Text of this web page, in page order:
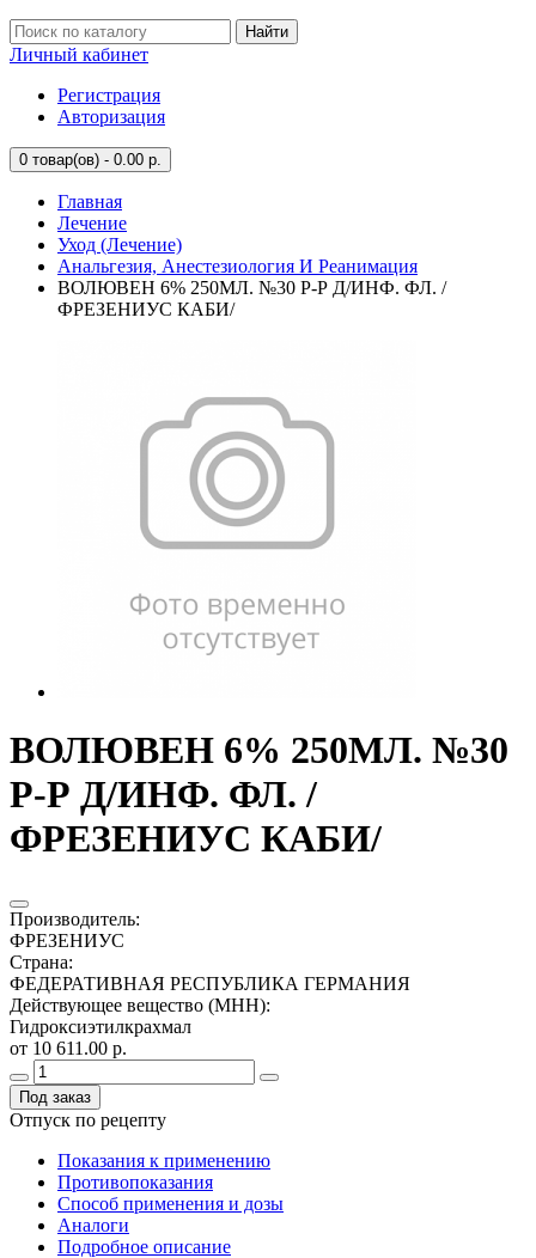
Найти
Личный кабинет
Регистрация
Авторизация
0 товар(ов) - 0.00 р.
Главная
Лечение
Уход (Лечение)
Анальгезия, Анестезиология И Реанимация
ВОЛЮВЕН 6% 250МЛ. №30 Р-Р Д/ИНФ. ФЛ. /
ФРЕЗЕНИУС КАБИ/
ВОЛЮВЕН 6% 250МЛ. №30
Р-Р Д/ИНФ. ФЛ. /
ФРЕЗЕНИУС КАБИ/
Производитель:
ФРЕЗЕНИУС
Страна:
ФЕДЕРАТИВНАЯ РЕСПУБЛИКА ГЕРМАНИЯ
Действующее вещество (МНН):
Гидроксиэтилкрахмал
от 10 611.00 р.
Под заказ
Отпуск по рецепту
Показания к применению
Противопоказания
Способ применения и дозы
Аналоги
Подробное описание